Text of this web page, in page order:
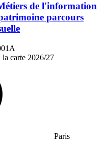
de l'information
parcours
la carte 2026/27
Paris